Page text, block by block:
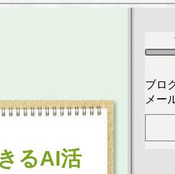
るAI活
ブロ
メー